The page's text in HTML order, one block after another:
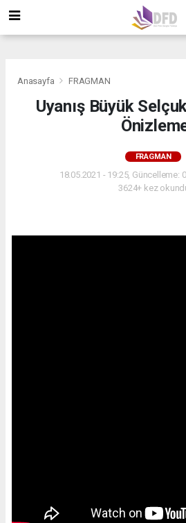
Anasayfa FRAGMAN
Uyanış Büyük
FRAGMAN
18.05.2021 - 19:25, Güncelleme:
3624+ kez